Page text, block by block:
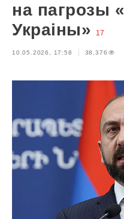
на пагрозы
Украіны»
17
10.05.2026, 17:58 38,376